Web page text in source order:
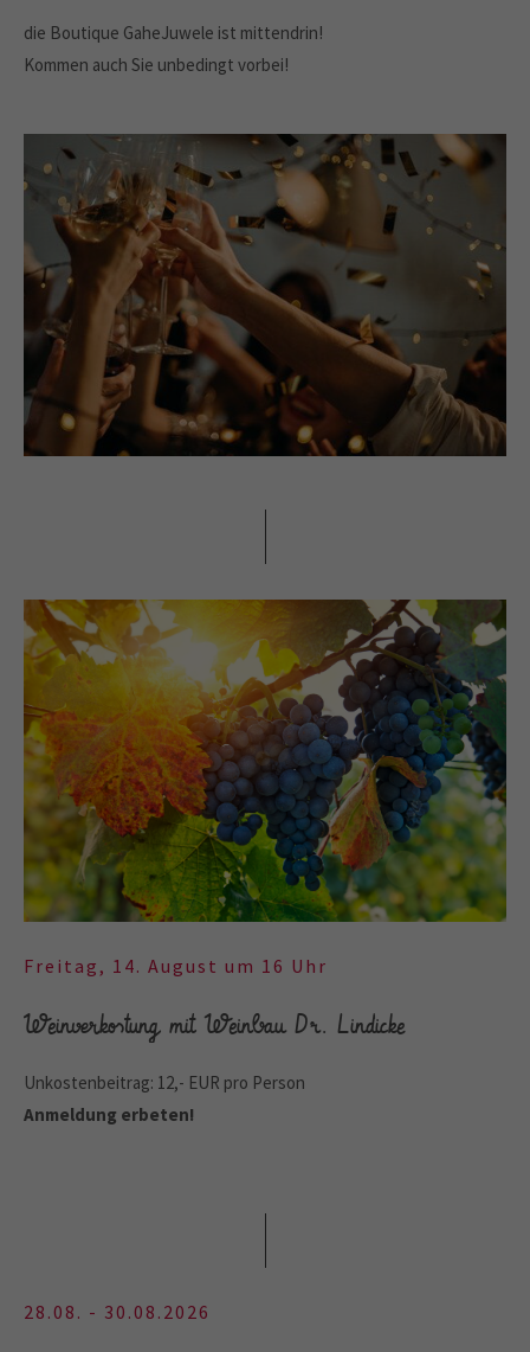
die Boutique GaheJuwele ist mittendrin!
Kommen auch Sie unbedingt vorbei!
Freitag, 14. August um 16 Uhr
Weinverkostung mit Weinbau Dr. Lindicke
Unkostenbeitrag: 12,- EUR pro Person
Anmeldung erbeten!
28.08. - 30.08.2026